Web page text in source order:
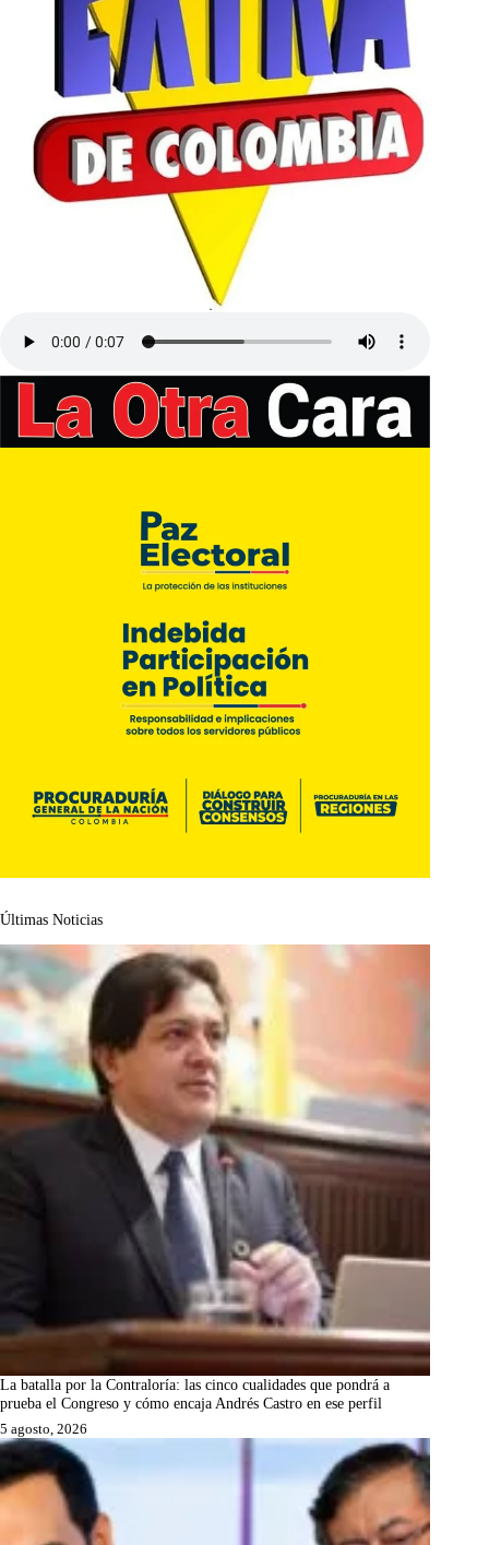
Últimas Noticias
La batalla por la Contraloría: las cinco cualidades que pondrá a
prueba el Congreso y cómo encaja Andrés Castro en ese perfil
5 agosto, 2026